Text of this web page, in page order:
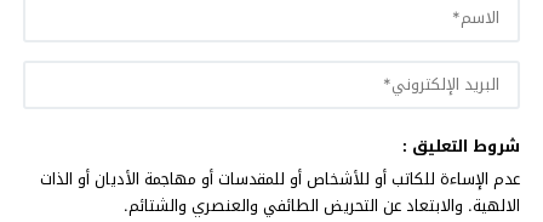
شروط التعليق :
عدم الإساءة للكاتب أو للأشخاص أو للمقدسات أو مهاجمة الأديان أو الذات
الالهية. والابتعاد عن التحريض الطائفي والعنصري والشتائم.